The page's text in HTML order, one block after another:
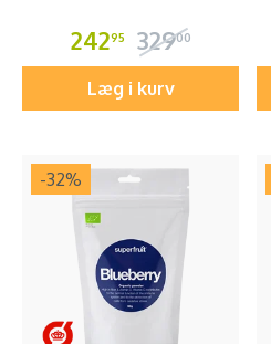
24295 32900
Læg i kurv
-32%